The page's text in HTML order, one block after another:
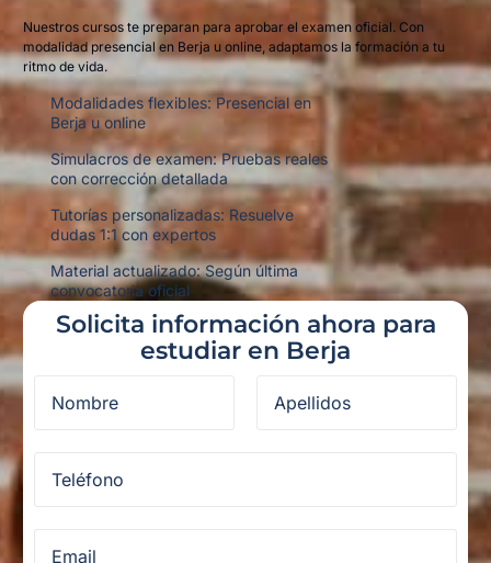
Nuestros cursos te preparan para aprobar el examen oficial. Con
modalidad presencial en Berja u online, adaptamos la formación a tu
ritmo de vida.
Modalidades flexibles: Presencial en
Berja u online
Simulacros de examen: Pruebas reales
con corrección detallada
Tutorías personalizadas: Resuelve
dudas 1:1 con expertos
Material actualizado: Según última
convocatoria oficial
Solicita información ahora para
estudiar en Berja